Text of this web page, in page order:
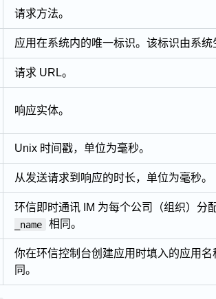
请求方法。
应用在系统内的唯一标识。该标识由系统
请求 URL。
响应实体。
Unix 时间戳，单位为毫秒。
从发送请求到响应的时长，单位为毫秒。
环信即时通讯 IM 为每个公司（组织）分
_name
相同。
你在环信控制台创建应用时填入的应用
同。